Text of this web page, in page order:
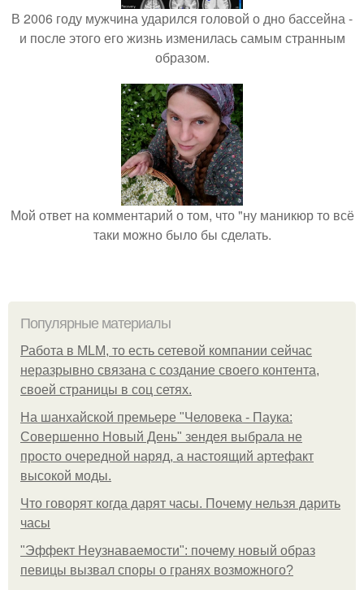
В 2006 году мужчина ударился головой о дно бассейна -
и после этого его жизнь изменилась самым странным
образом.
Мой ответ на комментарий о том, что "ну маникюр то всё
таки можно было бы сделать.
Популярные материалы
Работа в MLM, то есть сетевой компании сейчас
неразрывно связана с создание своего контента,
своей страницы в соц сетях.
На шанхайской премьере "Человека - Паука:
Совершенно Новый День" зендея выбрала не
просто очередной наряд, а настоящий артефакт
высокой моды.
Что говорят когда дарят часы. Почему нельзя дарить
часы
"Эффект Неузнаваемости": почему новый образ
певицы вызвал споры о гранях возможного?